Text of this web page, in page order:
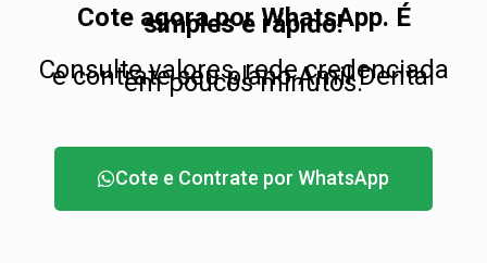
Cote agora por WhatsApp. É
simples e rápido!
Consulte valores, rede credenciada
e contrate seu plano Amil Dental
em poucos minutos.
Cote e Contrate por WhatsApp